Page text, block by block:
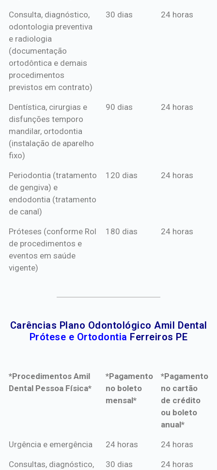
mensal*
de crédito
Consulta, diagnóstico,
odontologia preventiva
e radiologia
(documentação
ortodôntica e demais
procedimentos
previstos em contrato)
30 dias 24 horas
Dentística, cirurgias e
disfunções temporo
mandilar, ortodontia
(instalação de aparelho
fixo)
90 dias 24 horas
Periodontia (tratamento
de gengiva) e
endodontia (tratamento
de canal)
120 dias 24 horas
Próteses (conforme Rol
de procedimentos e
eventos em saúde
vigente)
180 dias 24 horas
Carências Plano Odontológico Amil Dental
Prótese e Ortodontia Ferreiros PE
*Procedimentos Amil
Dental Pessoa Física*
*Pagamento
no boleto
mensal*
*Pagamento
no cartão
de crédito
ou boleto
anual*
*Procedimentos Amil
*Pagamento
mensal*
*Pagamento
de crédito
Urgência e emergência 24 horas 24 horas
Consultas, diagnóstico,
30 dias 24 horas